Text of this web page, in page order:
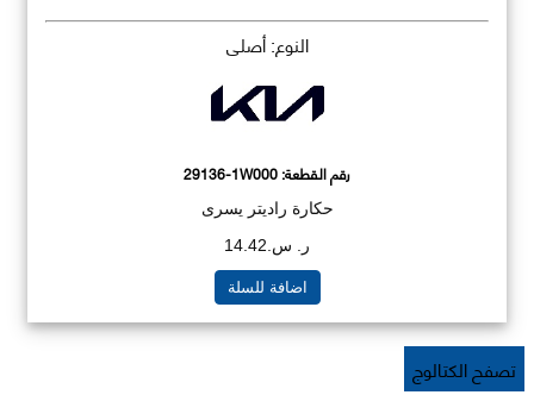
النوع: أصلي
رقم القطعة:29136-1W000
حكارة راديتر يسرى
ر. س.14.42
اضافة للسلة
تصفح الكتالوج